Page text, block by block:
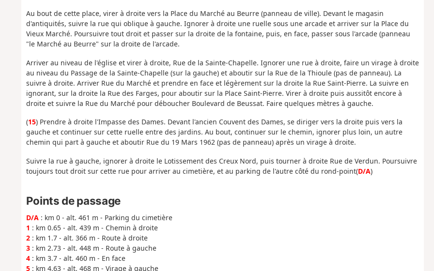
Au bout de cette place, virer à droite vers la Place du Marché au Beurre (panneau de ville). Devant le magasin
d'antiquités, suivre la rue qui oblique à gauche. Ignorer à droite une ruelle sous une arcade et arriver sur la Place du
Vieux Marché. Poursuivre tout droit et passer sur la droite de la fontaine, puis, en face, passer sous l'arcade (panneau
"le Marché au Beurre" sur la droite de l'arcade.
Arriver au niveau de l'église et virer à droite, Rue de la Sainte-Chapelle. Ignorer une rue à droite, faire un virage à droite
au niveau du Passage de la Sainte-Chapelle (sur la gauche) et aboutir sur la Rue de la Thioule (pas de panneau). La
suivre à droite. Arriver Rue du Marché et prendre en face et légèrement sur la droite la Rue Saint-Pierre. La suivre en
ignorant, sur la droite la Rue des Farges, pour aboutir sur la Place Saint-Pierre. Virer à droite puis aussitôt encore à
droite et suivre la Rue du Marché pour déboucher Boulevard de Beussat. Faire quelques mètres à gauche.
(15) Prendre à droite l'Impasse des Dames. Devant l'ancien Couvent des Dames, se diriger vers la droite puis vers la
gauche et continuer sur cette ruelle entre des jardins. Au bout, continuer sur le chemin, ignorer plus loin, un autre
chemin qui part à gauche et aboutir Rue du 19 Mars 1962 (pas de panneau) après un virage à droite.
Suivre la rue à gauche, ignorer à droite le Lotissement des Creux Nord, puis tourner à droite Rue de Verdun. Poursuivre
toujours tout droit sur cette rue pour arriver au cimetière, et au parking de l'autre côté du rond-point(D/A)
Points de passage
D/A: km 0 - alt. 461 m - Parking du cimetière
1 : km 0.65 - alt. 439 m - Chemin à droite
2: km 1.7 - alt. 366 m - Route à droite
3: km 2.73 - alt. 448 m - Route à gauche
4: km 3.7 - alt. 460 m - En face
5: km 4.63 - alt. 468 m - Virage à gauche